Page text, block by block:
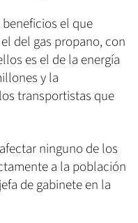
el que
del gas propano, con
es el de la energía
y la
transportistas que
ninguno de los
a la población
de gabinete en la